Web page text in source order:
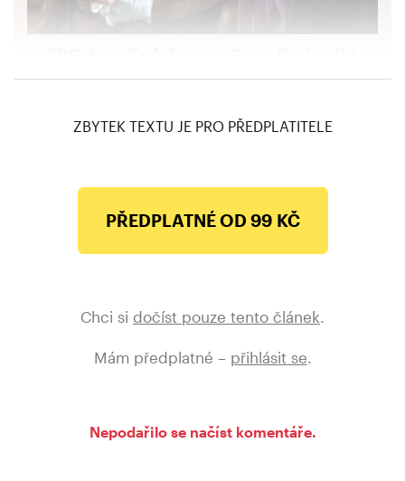
západní média u blízkovýchodního konfliktu
ZBYTEK TEXTU JE PRO PŘEDPLATITELE
PŘEDPLATNÉ OD 99 KČ
Chci si dočíst pouze tento článek
Mám předplatné – přihlásit se
Nepodařilo se načíst komentáře.